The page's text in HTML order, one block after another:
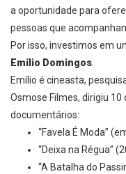
a oportunidade para
pessoas que
Por isso, investimos em
Emílio Domingos.
Emílio é cineasta,
Osmose Filmes, dirigiu
documentários:
“Favela É Moda”
“Deixa na Régua”
“A Batalha do